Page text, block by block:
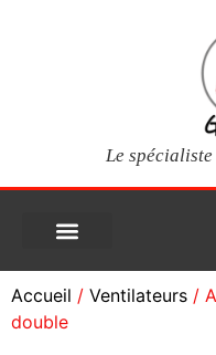
Le
Accueil / Ventilateurs /
double